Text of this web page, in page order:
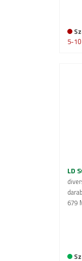
5-
LD
679